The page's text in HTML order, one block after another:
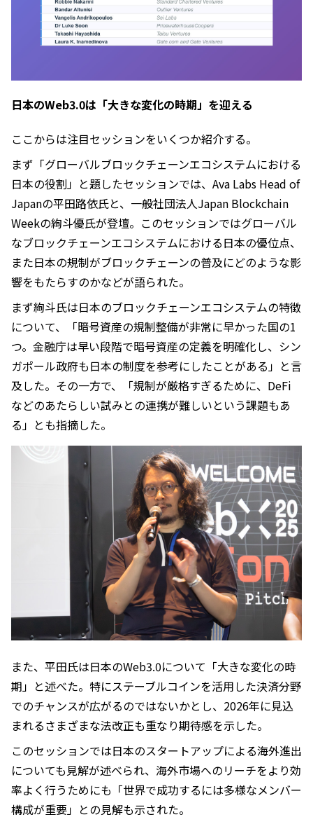
日本のWeb3.0は「大きな変化の時期」を迎える
ここからは注目セッションをいくつか紹介する。
まず「グローバルブロックチェーンエコシステムにおける
日本の役割」と題したセッションでは、Ava Labs Head of
Japanの平田路依氏と、一般社団法人Japan Blockchain
Weekの絢斗優氏が登壇。このセッションではグローバル
なブロックチェーンエコシステムにおける日本の優位点、
また日本の規制がブロックチェーンの普及にどのような影
響をもたらすのかなどが語られた。
まず絢斗氏は日本のブロックチェーンエコシステムの特徴
について、「暗号資産の規制整備が非常に早かった国の1
つ。金融庁は早い段階で暗号資産の定義を明確化し、シン
ガポール政府も日本の制度を参考にしたことがある」と言
及した。その一方で、「規制が厳格すぎるために、DeFi
などのあたらしい試みとの連携が難しいという課題もあ
る」とも指摘した。
また、平田氏は日本のWeb3.0について「大きな変化の時
期」と述べた。特にステーブルコインを活用した決済分野
でのチャンスが広がるのではないかとし、2026年に見込
まれるさまざまな法改正も重なり期待感を示した。
このセッションでは日本のスタートアップによる海外進出
についても見解が述べられ、海外市場へのリーチをより効
率よく行うためにも「世界で成功するには多様なメンバー
構成が重要」との見解も示された。